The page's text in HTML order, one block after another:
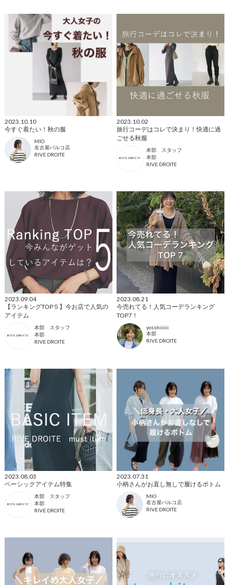
2023.10.10
今すぐ着たい！秋の服
MIO
名古屋パルコ店
RIVE DROITE
2023.10.02
旅行コーデはコレで決まり！快適に過
ごせる秋服
本部 スタッフ
本部
RIVE DROITE
2023.09.04
【ランキングTOP５】今お店で人気の
アイテム
本部 スタッフ
本部
RIVE DROITE
2023.08.21
今売れてる！人気コーデランキング
TOP7！
yosshiiiiii
本部
RIVE DROITE
2023.08.03
ベーシックアイテム特集
本部 スタッフ
本部
RIVE DROITE
2023.07.31
小柄さんがお直し無しで履けるボトム
MIO
名古屋パルコ店
RIVE DROITE